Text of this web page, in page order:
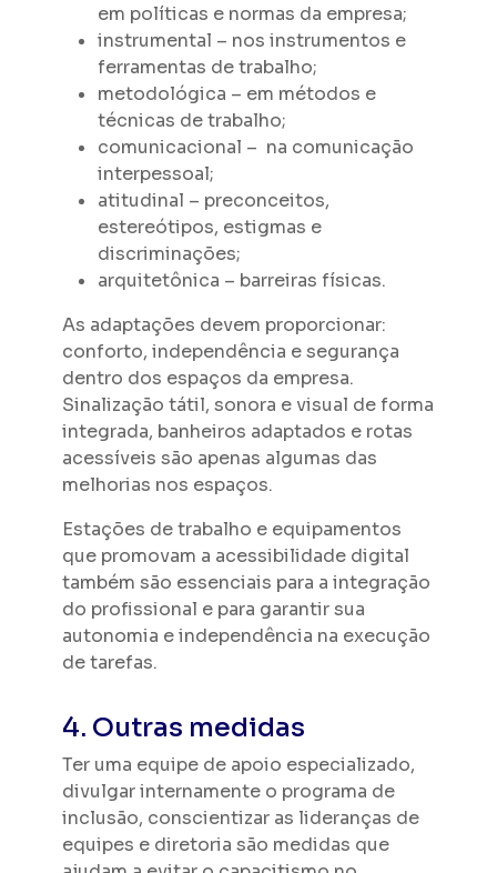
em políticas e normas da empresa;
instrumental – nos instrumentos e
ferramentas de trabalho;
metodológica – em métodos e
técnicas de trabalho;
comunicacional – na comunicação
interpessoal;
atitudinal – preconceitos,
estereótipos, estigmas e
discriminações;
arquitetônica – barreiras físicas.
As adaptações devem proporcionar:
conforto, independência e segurança
dentro dos espaços da empresa.
Sinalização tátil, sonora e visual de forma
integrada, banheiros adaptados e rotas
acessíveis são apenas algumas das
melhorias nos espaços.
Estações de trabalho e equipamentos
que promovam a acessibilidade digital
também são essenciais para a integração
do profissional e para garantir sua
autonomia e independência na execução
de tarefas.
4. Outras medidas
Ter uma equipe de apoio especializado,
divulgar internamente o programa de
inclusão, conscientizar as lideranças de
equipes e diretoria são medidas que